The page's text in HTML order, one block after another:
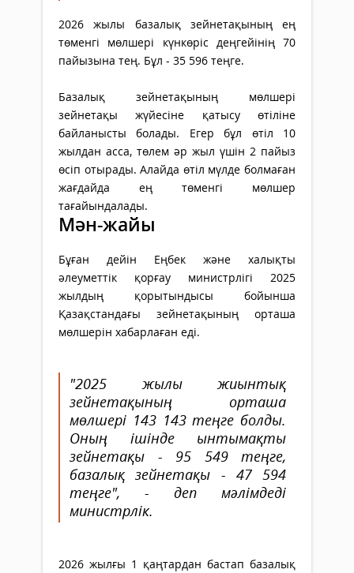
2026 жылы базалық зейнетақының ең
төменгі мөлшері күнкөріс деңгейінің 70
пайызына тең. Бұл - 35 596 теңге.
Базалық зейнетақының мөлшері
зейнетақы жүйесіне қатысу өтіліне
байланысты болады. Егер бұл өтіл 10
жылдан асса, төлем әр жыл үшін 2 пайыз
өсіп отырады. Алайда өтіл мүлде болмаған
жағдайда ең төменгі мөлшер
тағайындалады.
Мән-жайы
Бұған дейін Еңбек және халықты
әлеуметтік қорғау министрлігі 2025
жылдың қорытындысы бойынша
Қазақстандағы зейнетақының орташа
мөлшерін хабарлаған еді.
"2025 жылы жиынтық
зейнетақының орташа
мөлшері 143 143 теңге болды.
Оның ішінде ынтымақты
зейнетақы - 95 549 теңге,
базалық зейнетақы - 47 594
теңге", - деп мәлімдеді
министрлік.
2026 жылғы 1 қаңтардан бастап базалық